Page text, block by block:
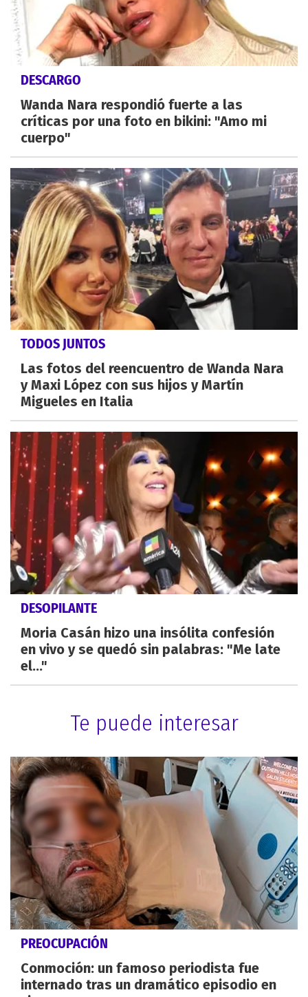
DESCARGO
Wanda Nara respondió fuerte a las
críticas por una foto en bikini: "Amo mi
cuerpo"
TODOS JUNTOS
Las fotos del reencuentro de Wanda Nara
y Maxi López con sus hijos y Martín
Migueles en Italia
DESOPILANTE
Moria Casán hizo una insólita confesión
en vivo y se quedó sin palabras: "Me late
el..."
Te puede interesar
PREOCUPACIÓN
Conmoción: un famoso periodista fue
internado tras un dramático episodio en